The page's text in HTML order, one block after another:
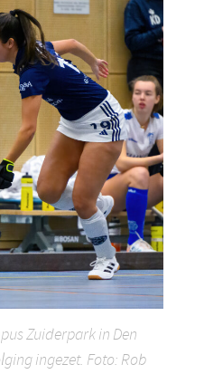
Zuiderpark in Den
ingezet. Foto: Rob